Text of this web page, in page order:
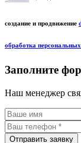
создание и продвижение
обработка
Заполните
Наш менеджер